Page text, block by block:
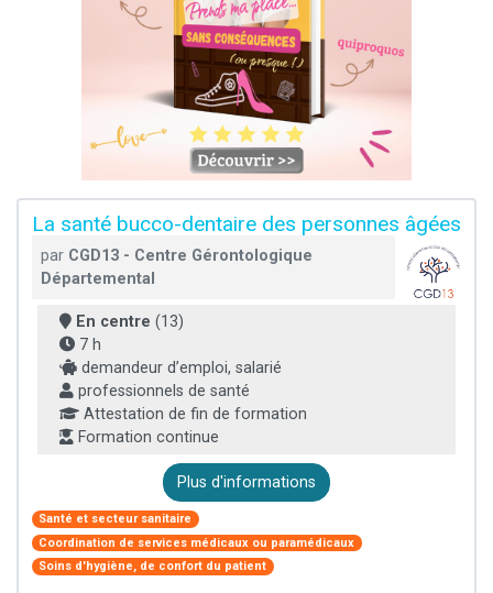
La santé bucco-dentaire des personnes âgées
par CGD13 - Centre Gérontologique
Départemental
En centre (13)
7 h
demandeur d’emploi, salarié
professionnels de santé
Attestation de fin de formation
Formation continue
Plus d'informations
Santé et secteur sanitaire
Coordination de services médicaux ou paramédicaux
Soins d'hygiène, de confort du patient